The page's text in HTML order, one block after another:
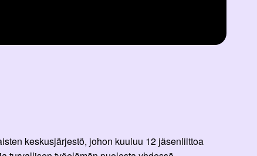
keskusjärjestö, johon kuuluu 12 jäsenliittoa